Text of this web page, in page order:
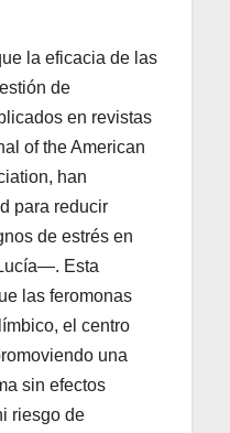
la eficacia de las
de
en revistas
of the American
han
para reducir
de estrés en
Esta
las feromonas
el centro
una
sin efectos
riesgo de